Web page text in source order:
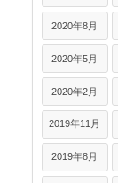
2020年8月
2020年5月
2020年2月
2019年11月
2019年8月